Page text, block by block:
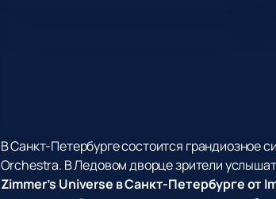
В Санкт-Петербурге состоится грандиозное
Orchestra. В Ледовом дворце зрители
Zimmer’s Universe в Санкт-Петербурге от